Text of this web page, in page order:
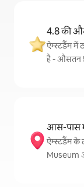
4.8 की
ऐम्स्टर्डैम में
है - औसतन
आस-पास
ऐम्स्टर्डैम
Museum